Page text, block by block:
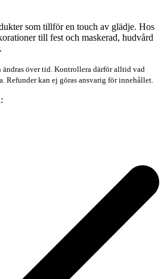
som tillför en touch av glädje. Hos
till fest och maskerad, hudvård
över tid. Kontrollera därför alltid vad
Refunder kan ej göras ansvarig för innehållet.